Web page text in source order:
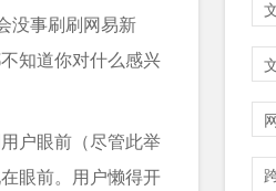
没事刷刷网易新
知道你对什么感兴
户眼前（尽管此举
眼前。用户懒得开